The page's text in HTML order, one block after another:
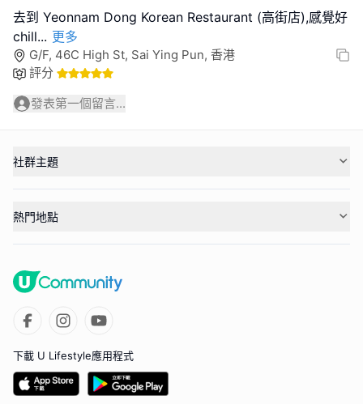
去到 Yeonnam Dong Korean Restaurant (高街店),感覺好
chill... 更多
G/F, 46C High St, Sai Ying Pun, 香港
評分
發表第一個留言...
社群主題
熱門地點
下載 U Lifestyle應用程式